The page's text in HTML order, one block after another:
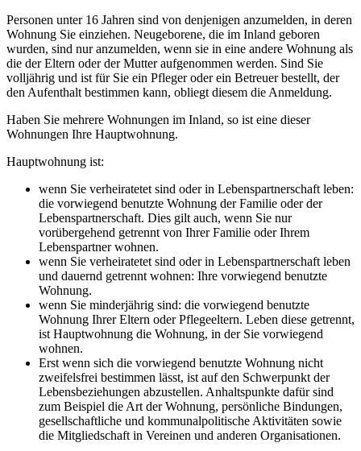
Personen unter 16 Jahren sind von denjenigen anzumelden, in deren
Wohnung Sie einziehen. Neugeborene, die im Inland geboren
wurden, sind nur anzumelden, wenn sie in eine andere Wohnung als
die der Eltern oder der Mutter aufgenommen werden. Sind Sie
volljährig und ist für Sie ein Pfleger oder ein Betreuer bestellt, der
den Aufenthalt bestimmen kann, obliegt diesem die Anmeldung.
Haben Sie mehrere Wohnungen im Inland, so ist eine dieser
Wohnungen Ihre Hauptwohnung.
Hauptwohnung ist:
wenn Sie verheiratetet sind oder in Lebenspartnerschaft leben:
die vorwiegend benutzte Wohnung der Familie oder der
Lebenspartnerschaft. Dies gilt auch, wenn Sie nur
vorübergehend getrennt von Ihrer Familie oder Ihrem
Lebenspartner wohnen.
wenn Sie verheiratetet sind oder in Lebenspartnerschaft leben
und dauernd getrennt wohnen: Ihre vorwiegend benutzte
Wohnung.
wenn Sie minderjährig sind: die vorwiegend benutzte
Wohnung Ihrer Eltern oder Pflegeeltern. Leben diese getrennt,
ist Hauptwohnung die Wohnung, in der Sie vorwiegend
wohnen.
Erst wenn sich die vorwiegend benutzte Wohnung nicht
zweifelsfrei bestimmen lässt, ist auf den Schwerpunkt der
Lebensbeziehungen abzustellen. Anhaltspunkte dafür sind
zum Beispiel die Art der Wohnung, persönliche Bindungen,
gesellschaftliche und kommunalpolitische Aktivitäten sowie
die Mitgliedschaft in Vereinen und anderen Organisationen.